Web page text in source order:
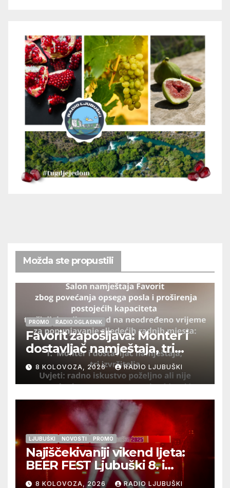
Možda ste propustili
PROMO RADIO OGLASNIK
Favorit zapošljava: Monter i
dostavljač namještaja, tri
izvršitelja
8 KOLOVOZA, 2026 RADIO LJUBUŠKI
LJUBUŠKI NOVOSTI PROMO
Najiščekivaniji vikend ljeta:
BEER FEST Ljubuški 8. i
9.kolovoza
8 KOLOVOZA, 2026 RADIO LJUBUŠKI